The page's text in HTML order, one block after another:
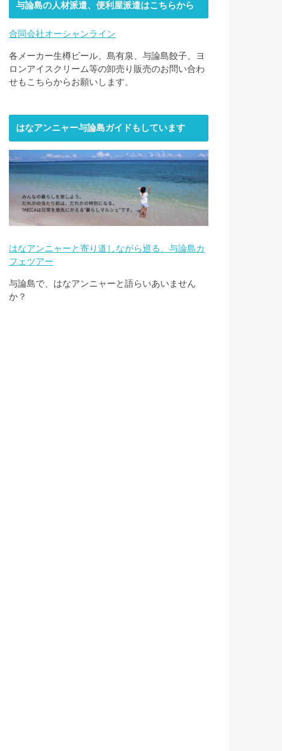
与論島の人材派遣、便利屋派遣はこちらから
合同会社オーシャンライン
各メーカー生樽ビール、島有泉、与論島餃子、ヨ
ロンアイスクリーム等の卸売り販売のお問い合わ
せもこちらからお願いします。
はなアンニャー与論島ガイドもしています
はなアンニャーと寄り道しながら巡る、与論島カ
フェツアー
与論島で、はなアンニャーと語らいあいません
か？